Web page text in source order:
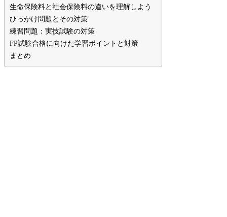
生命保険料と社会保険料の違いを理解しよう
ひっかけ問題とその対策
練習問題：実技試験の対策
FP試験合格に向けた学習ポイントと対策
まとめ